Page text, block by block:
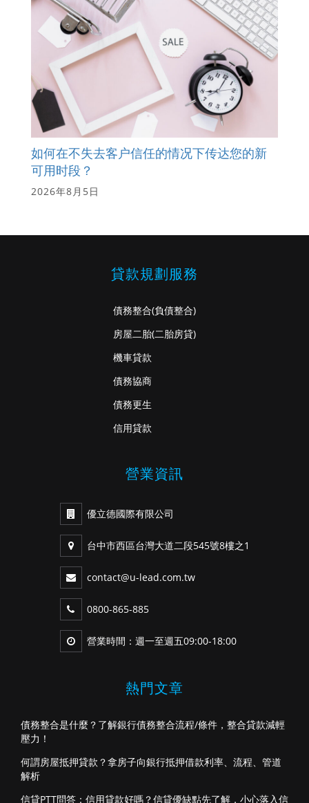
如何在不失去客户信任的情况下传达您的新
可用时段？
2026年8月5日
貸款規劃服務
債務整合(負債整合)
房屋二胎(二胎房貸)
機車貸款
債務協商
債務更生
信用貸款
營業資訊
優立德國際有限公司
台中市西區台灣大道二段545號8樓之1
contact@u-lead.com.tw
0800-865-885
營業時間：週一至週五09:00-18:00
熱門文章
債務整合是什麼？了解銀行債務整合流程/條件，整合貸款減輕
壓力！
何謂房屋抵押貸款？拿房子向銀行抵押借款利率、流程、管道
解析
信貸PTT問答：信用貸款好嗎？信貸優缺點先了解，小心落入信